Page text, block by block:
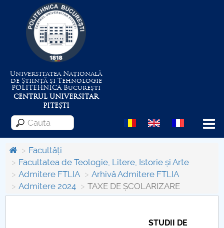
Universitatea Națională
de Știință și Tehnologie
POLITEHNICABucurești
CENTRUL UNIVERSITAR
PITEȘTI
Menu
Despre Universitate
Centrul de Management al Proiectelor
Facultăți
Facultatea de Teologie, Litere, Istorie și Arte
Admitere FTLIA
Arhivă Admitere FTLIA
Admitere 2024
TAXE DE ȘCOLARIZARE
STUDII DE